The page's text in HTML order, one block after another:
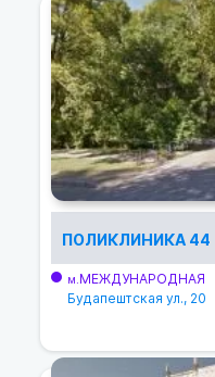
ПОЛИКЛИНИКА 44
м.МЕЖДУНАРОДНАЯ
Будапештская ул., 20